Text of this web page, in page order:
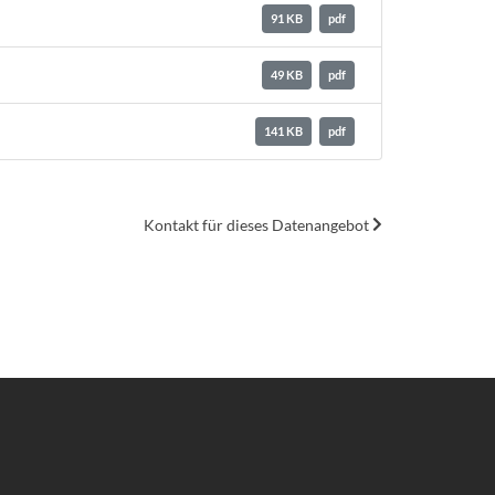
91 KB pdf
49 KB pdf
141 KB pdf
Kontakt für dieses Datenangebot